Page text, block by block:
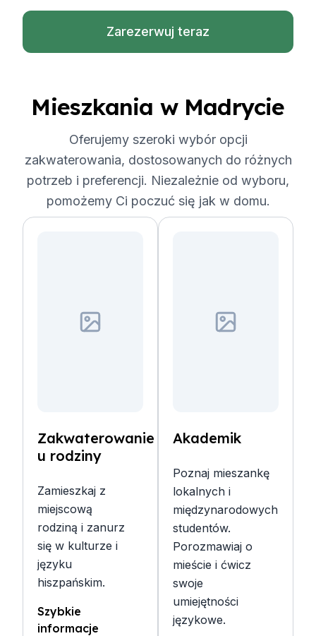
Zarezerwuj teraz
Mieszkania w Madrycie
Oferujemy szeroki wybór opcji
zakwaterowania, dostosowanych do różnych
potrzeb i preferencji. Niezależnie od wyboru,
pomożemy Ci poczuć się jak w domu.
Zakwaterowanie
u rodziny
Zamieszkaj z
miejscową
rodziną i zanurz
się w kulturze i
języku
hiszpańskim.
Szybkie
informacje
Akademik
Poznaj mieszankę
lokalnych i
międzynarodowych
studentów.
Porozmawiaj o
mieście i ćwicz
swoje
umiejętności
językowe.